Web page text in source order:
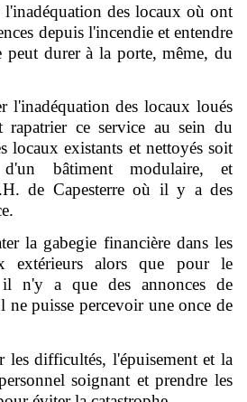
des locaux où ont
depuis l'incendie et entendre
peut durer à la porte, même, du
des locaux loués
ce service au sein du
locaux existants et nettoyés soit
bâtiment modulaire, et
de Capesterre où il y a des
financière dans les
extérieurs alors que pour le
n'y a que des annonces de
ne puisse percevoir une once de
l'épuisement et la
soignant et prendre les